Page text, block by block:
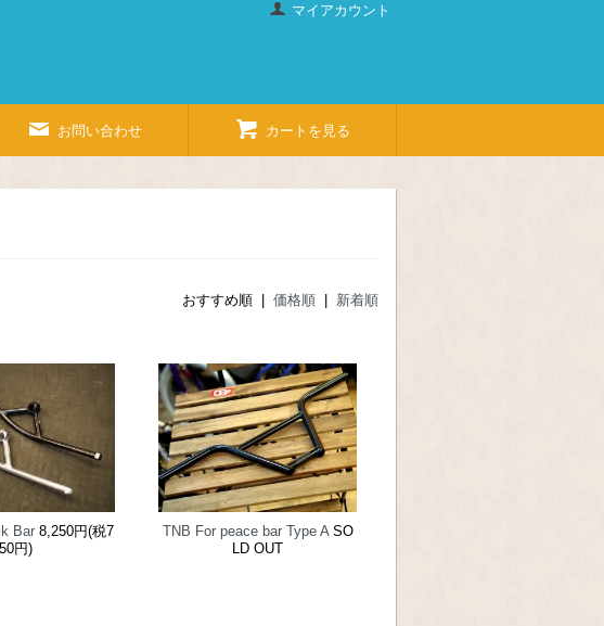
マイアカウント
お問い合わせ カートを見る
おすすめ順 | 価格順 新着順
Bar8,250円(税7
50円)
TNB For peace bar Type ASO
LD OUT